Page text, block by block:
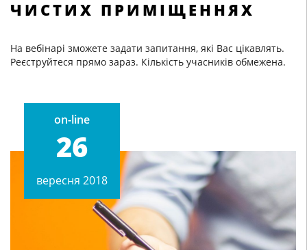
ЧИСТИХ ПРИМІЩЕННЯХ
На вебінарі зможете задати запитання, які Вас цікавлять.
Реєструйтеся прямо зараз. Кількість учасників обмежена.
on-line
26
вересня 2018